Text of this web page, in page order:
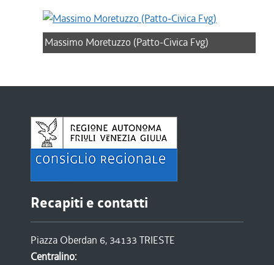
Massimo Moretuzzo (Patto-Civica Fvg)
Recapiti e contatti
Piazza Oberdan 6, 34133 TRIESTE
Centralino: